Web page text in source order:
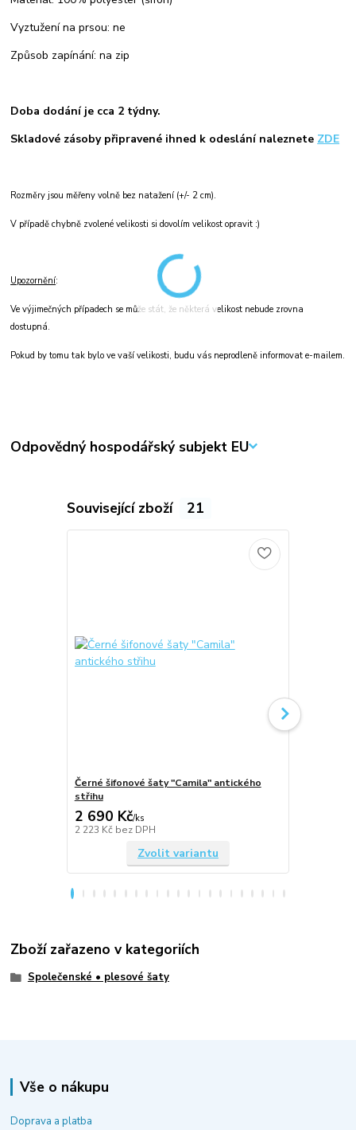
Vyztužení na prsou: ne
Způsob zapínání: na zip
Doba dodání je cca 2 týdny.
Skladové zásoby připravené ihned k odeslání naleznete ZDE
Rozměry jsou měřeny volně bez natažení (+/- 2 cm).
V případě chybně zvolené velikosti si dovolím velikost opravit :)
Upozornění:
Ve výjimečných případech se může stát, že některá velikost nebude zrovna
dostupná.
Pokud by tomu tak bylo ve vaší velikosti, budu vás neprodleně informovat e-mailem.
Odpovědný hospodářský subjekt EU
Související zboží 21
Černé šifonové šaty "Camila" antického
střihu
2 690 Kč/ks
2 223 Kč bez DPH
Zvolit variantu
Zboží zařazeno v kategoriích
Společenské • plesové šaty
Vše o nákupu
Doprava a platba